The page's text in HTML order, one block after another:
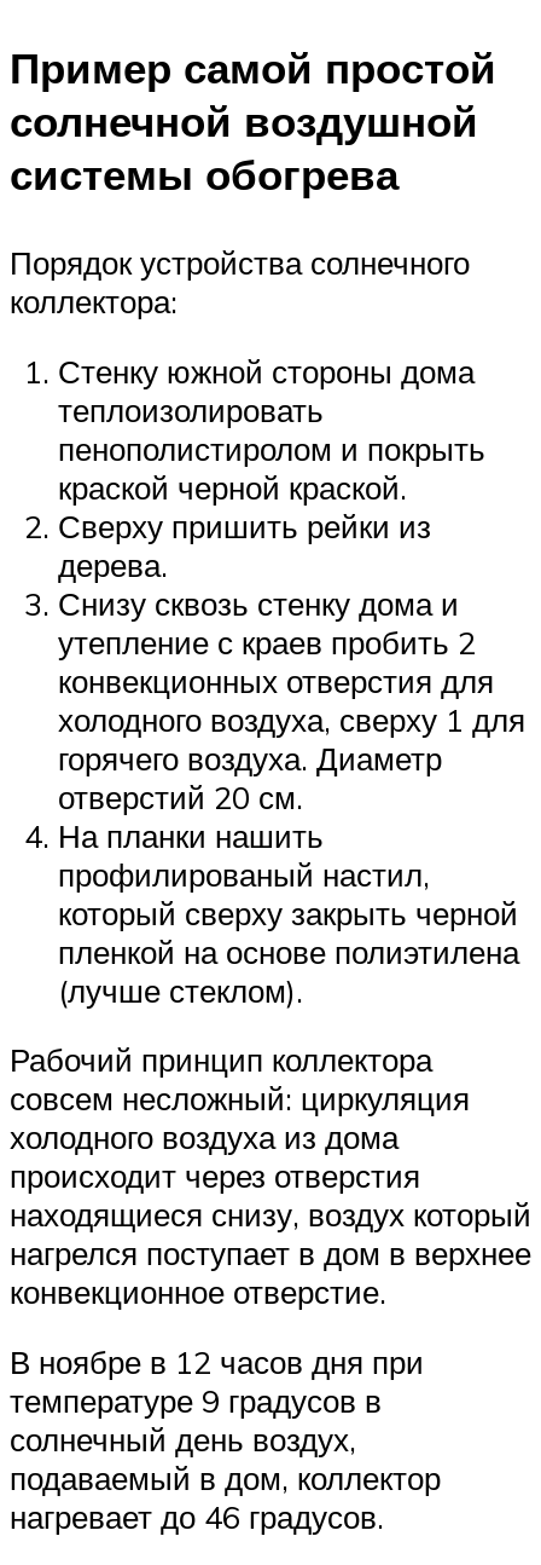
Пример самой простой
солнечной воздушной
системы обогрева
Порядок устройства солнечного
коллектора:
Стенку южной стороны дома
теплоизолировать
пенополистиролом и покрыть
краской черной краской.
Сверху пришить рейки из
дерева.
Снизу сквозь стенку дома и
утепление с краев пробить 2
конвекционных отверстия для
холодного воздуха, сверху 1 для
горячего воздуха. Диаметр
отверстий 20 см.
На планки нашить
профилированый настил,
который сверху закрыть черной
пленкой на основе полиэтилена
(лучше стеклом).
Рабочий принцип коллектора
совсем несложный: циркуляция
холодного воздуха из дома
происходит через отверстия
находящиеся снизу, воздух который
нагрелся поступает в дом в верхнее
конвекционное отверстие.
В ноябре в 12 часов дня при
температуре 9 градусов в
солнечный день воздух,
подаваемый в дом, коллектор
нагревает до 46 градусов.